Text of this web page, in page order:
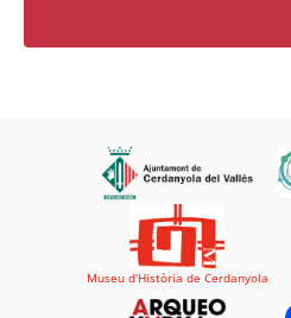
Museu d'Història de Cerdanyola